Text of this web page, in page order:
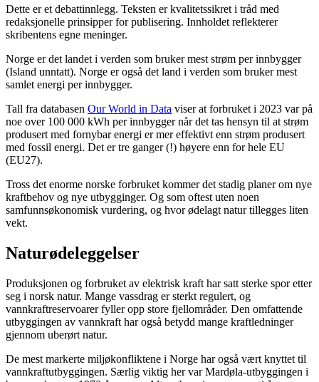
Dette er et debattinnlegg. Teksten er kvalitetssikret i tråd med
redaksjonelle prinsipper for publisering. Innholdet reflekterer
skribentens egne meninger.
Norge er det landet i verden som bruker mest strøm per innbygger
(Island unntatt). Norge er også det land i verden som bruker mest
samlet energi per innbygger.
Tall fra databasen Our World in Data viser at forbruket i 2023 var på
noe over 100 000 kWh per innbygger når det tas hensyn til at strøm
produsert med fornybar energi er mer effektivt enn strøm produsert
med fossil energi. Det er tre ganger (!) høyere enn for hele EU
(EU27).
Tross det enorme norske forbruket kommer det stadig planer om nye
kraftbehov og nye utbygginger. Og som oftest uten noen
samfunnsøkonomisk vurdering, og hvor ødelagt natur tillegges liten
vekt.
Naturødeleggelser
Produksjonen og forbruket av elektrisk kraft har satt sterke spor etter
seg i norsk natur. Mange vassdrag er sterkt regulert, og
vannkraftreservoarer fyller opp store fjellområder. Den omfattende
utbyggingen av vannkraft har også betydd mange kraftledninger
gjennom uberørt natur.
De mest markerte miljøkonfliktene i Norge har også vært knyttet til
vannkraftutbyggingen. Særlig viktig her var Mardøla-utbyggingen i